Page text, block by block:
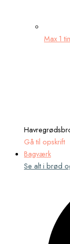
Max 1
Gå til opskrift
Bagværk
Se alt i brød